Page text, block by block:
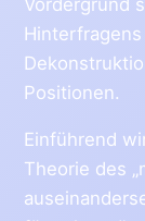
Positionen.
Einführend
Theorie des